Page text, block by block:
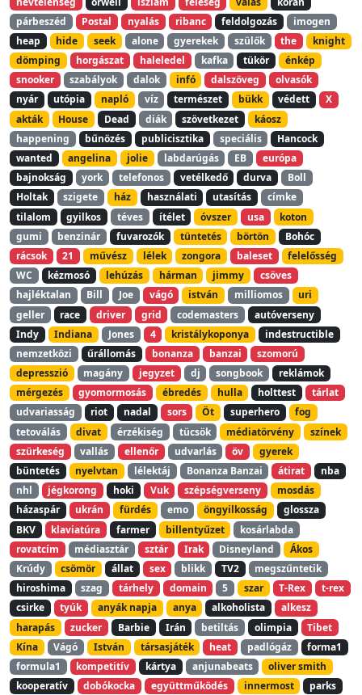
párbeszéd
Postal nyalás ribanc feldolgozás
imogen
heap
hide seek alone gyerekek szülők the
knight
dömping
horgászat haleledel kafka tükör
énkép
snooker
szabályok dalok infó dalszöveg
olvasók
nyár
utópia napló víz természet bükk védett
X
akták
House Dead diák szövetkezet
káosz
happening
bűnözés publicisztika speciális
Hancock
wanted
angelina jolie labdarúgás EB
európa
bajnokság
york telefonos vetélkedő durva
Boll
Holtak
szigete ház használati utasítás
címke
tilalom
gyilkos téves ítélet óvszer usa
koton
gumi
benzinár fuvarozók tüntetés börtön
Bohóc
rácsok
21 művész lélek zongora baleset
felelősség
WC
kézmosó lehúzás hárman jimmy
csöves
hajléktalan
Bill Joe vágó istván milliomos
uri
geller
race driver grid codemasters
autóverseny
Indy
Indiana Jones 4 kristálykoponya
indestructible
nemzetközi
űrállomás bonanza banzai
szomorú
depresszió
magány jegyzet dj songbook
reklámok
mérgezés
gyomormosás ébredés hulla holttest
tárlat
udvariasság
riot nadal sors Öt superhero
fog
tetoválás
divat érzékiség tücsök médiatörvény
színek
szürkeség
vallás ellenőr udvarlás öv
gyerek
büntetés
nyelvtan lélektáj Bonanza Banzai átirat
nba
nhl
jégkorong hoki Vuk szépségverseny
mosdás
házaspár
ukrán fürdés emo öngyilkosság
glossza
BKV
klaviatúra farmer billentyűzet
kosárlabda
rovatcím
médiasztár sztár Irak Disneyland
Ákos
Krúdy
csömör állat sex blikk TV2
megszűntetik
hiroshima
szag tárhely domain 5 szar T-Rex
t-rex
csirke
tyúk anyák napja anya alkoholista
alkesz
harapás
zucker Barbie Irán betiltás olimpia
Tibet
Kína
Vágó István társasjáték heat padlógáz
forma1
formula1
kompetitív kártya anjunabeats
oliver smith
kooperatív
dobókocka együttműködés innermost
parks